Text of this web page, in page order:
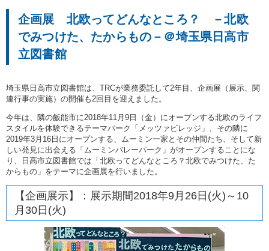
企画展 北欧ってどんなところ？ －北欧
でみつけた、たからもの－＠埼玉県日高市
立図書館
埼玉県日高市立図書館は、TRCが業務委託して2年目、企画展（展示、関
連行事の実施）の開催も2回目を迎えました。
今年は、隣の飯能市に2018年11月9日（金）にオープンする北欧のライフ
スタイルを体験できるテーマパーク「メッツァビレッジ」、その隣に
2019年3月16日にオープンする、ムーミン一家とその仲間たち、そして新
しい発見に出会える「ムーミンバレーパーク」がオープンすることにな
り、日高市立図書館では「北欧ってどんなところ？北欧でみつけた、た
からもの」をテーマに企画展を行いました。
【企画展示】：展示期間2018年9月26日(火)～10
月30日(火)